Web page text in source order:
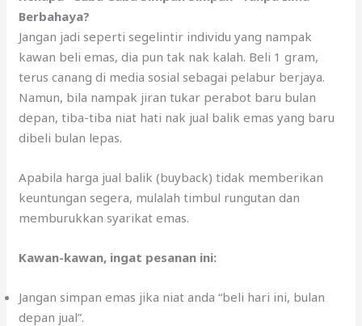
Berbahaya?
Jangan jadi seperti segelintir individu yang nampak
kawan beli emas, dia pun tak nak kalah. Beli 1 gram,
terus canang di media sosial sebagai pelabur berjaya.
Namun, bila nampak jiran tukar perabot baru bulan
depan, tiba-tiba niat hati nak jual balik emas yang baru
dibeli bulan lepas.
Apabila harga jual balik (buyback) tidak memberikan
keuntungan segera, mulalah timbul rungutan dan
memburukkan syarikat emas.
Kawan-kawan, ingat pesanan ini:
Jangan simpan emas jika niat anda “beli hari ini, bulan
depan jual”.